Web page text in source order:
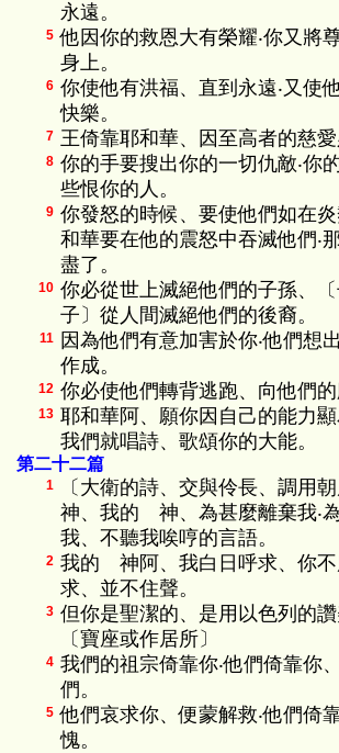
永遠。
5 他因你的救恩大有榮耀‧你又將
身上。
6 你使他有洪福、直到永遠‧又使
快樂。
7 王倚靠耶和華、因至高者的慈愛
8 你的手要搜出你的一切仇敵‧你
些恨你的人。
9 你發怒的時候、要使他們如在
和華要在他的震怒中吞滅他們‧
盡了。
10 你必從世上滅絕他們的子孫、
子〕從人間滅絕他們的後裔。
11
因為他們有意加害於你‧他們想
作成。
12 你必使他們轉背逃跑、向他們的
13 耶和華阿、願你因自己的能力顯
我們就唱詩、歌頌你的大能。
第二十二篇
1
〔大衛的詩、交與伶長、調用
神、我的 神、為甚麼離棄我‧
我、不聽我唉哼的言語。
2 我的 神阿、我白日呼求、你不
求、並不住聲。
3 但你是聖潔的、是用以色列的讚
〔寶座或作居所〕
4 我們的祖宗倚靠你‧他們倚靠你
們。
5 他們哀求你、便蒙解救‧他們倚
愧。